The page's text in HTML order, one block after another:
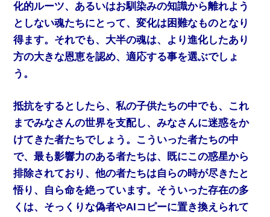
化的ルーツ、あるいはお馴染みの知識から離れよう
としない魂たちにとって、変化は困難なものとなり
得ます。それでも、大半の魂は、より進化したあり
方の大きな恩恵を認め、適応する事を選ぶでしょ
う。
抵抗をするとしたら、私の子供たちの中でも、これ
までみなさんの世界を支配し、みなさんに迷惑をか
けてきた者たちでしょう。こういった者たちの中
で、最も影響力のある者たちは、既にこの惑星から
排除されており、他の者たちは自らの時が尽きたと
悟り、自ら命を絶っています。そういった存在の多
くは、そっくりな偽者やAIコピーに置き換えられて